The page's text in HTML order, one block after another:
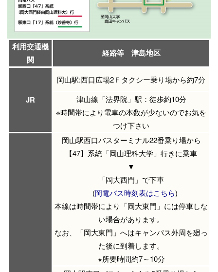
利用交通機
関
経路等 津島地区
JR
岡山駅:西口広場2Ｆタクシー乗り場から約7分
津山線「法界院」駅：徒歩約10分
※時間帯により電車の本数が少ないのでお気を
つけ下さい
岡山駅西口バスターミナル22番乗り場から
【47】系統「岡山理科大学」行きに乗車
▼
「岡大西門」で下車
(岡電バス時刻表はこちら)
本線は時間帯により「岡大東門」には停車しな
い場合があります。
なお、「岡大東門」へはキャンパス外周を廻っ
た後に到着します。
※所要時間約7～10分